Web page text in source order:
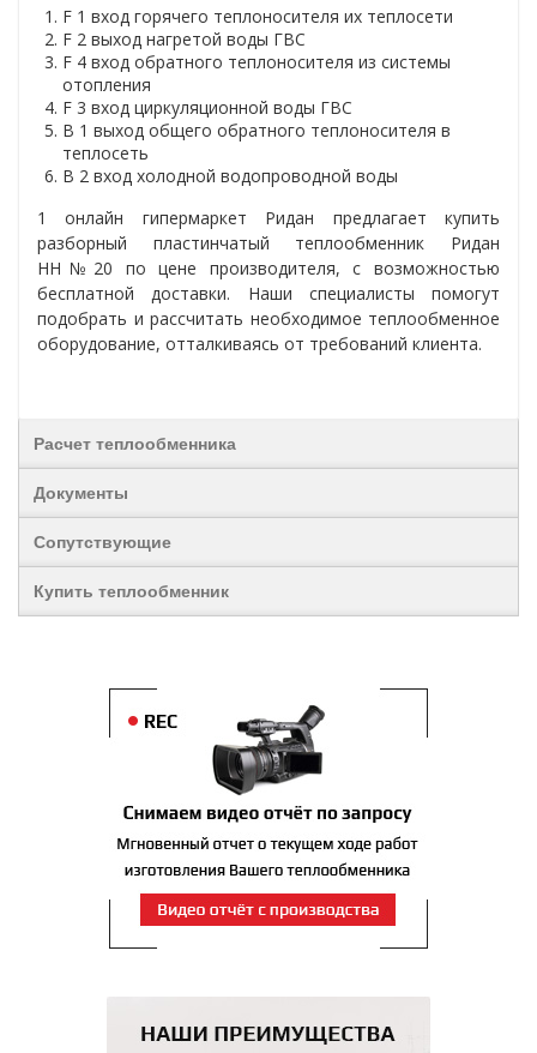
F 1 вход горячего теплоносителя их теплосети
F 2 выход нагретой воды ГВС
F 4 вход обратного теплоносителя из системы
отопления
F 3 вход циркуляционной воды ГВС
B 1 выход общего обратного теплоносителя в
теплосеть
B 2 вход холодной водопроводной воды
1 онлайн гипермаркет Ридан предлагает купить
разборный пластинчатый теплообменник Ридан
НН№20 по цене производителя, с возможностью
бесплатной доставки. Наши специалисты помогут
подобрать и рассчитать необходимое теплообменное
оборудование, отталкиваясь от требований клиента.
Расчет теплообменника
Документы
Сопутствующие
Купить теплообменник